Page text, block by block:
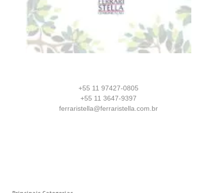
+55 11 97427-0805
+55 11 3647-9397
ferraristella@ferraristella.com.br